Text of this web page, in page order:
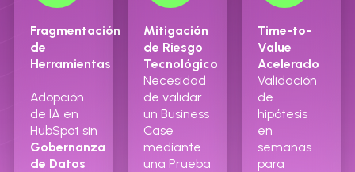
Fragmentación
de
Herramientas
Adopción
de IA en
HubSpot sin
Gobernanza
de Datos
Mitigación
de Riesgo
Tecnológico
Necesidad
de validar
un Business
Case
mediante
una Prueba
Time-to-
Value
Acelerado
Validación
de
hipótesis
en
semanas
para